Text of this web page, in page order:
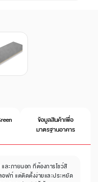
ข้อมูลสินค้าเพื่อ
มาตรฐานอาคาร
ละภายนอก ที่ต้องการโชว์สี
ฟท์ แต่ติดตั้งง่ายและประหยัด